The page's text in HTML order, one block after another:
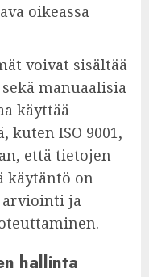
oikeassa
voivat sisältää
manuaalisia
käyttää
kuten ISO 9001,
että tietojen
käytäntö on
arviointi ja
hallinta